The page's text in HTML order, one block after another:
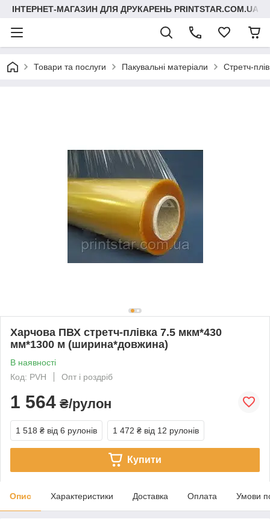
ІНТЕРНЕТ-МАГАЗИН ДЛЯ ДРУКАРЕНЬ PRINTSTAR.COM.UA
Товари та послуги Пакувальні матеріали Стретч-
Харчова ПВХ стретч-плівка 7.5 мкм*430
мм*1300 м (ширина*довжина)
В наявності
Код: PVH
Опт і роздріб
1 564 ₴/рулон
1 518 ₴ від 6 рулонів 1 472 ₴ від 12 рулонів
Купити
Опис Характеристики Доставка Оплата Умови